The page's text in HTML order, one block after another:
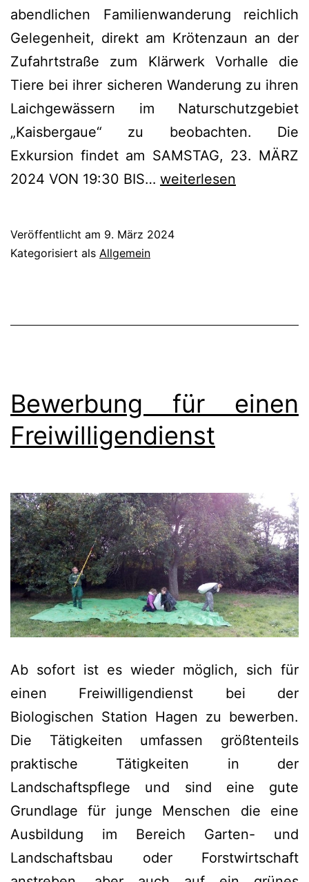
abendlichen Familienwanderung reichlich
Gelegenheit, direkt am Krötenzaun an der
Zufahrtstraße zum Klärwerk Vorhalle die
Tiere bei ihrer sicheren Wanderung zu ihren
Laichgewässern im Naturschutzgebiet
„Kaisbergaue“ zu beobachten. Die
Exkursion findet am SAMSTAG, 23. MÄRZ
2024 VON 19:30 BIS… Amphibienwanderung
weiterlesen
Veröffentlicht am 9. März 2024
Kategorisiert als Allgemein
Bewerbung für einen
Freiwilligendienst
Ab sofort ist es wieder möglich, sich für
einen Freiwilligendienst bei der
Biologischen Station Hagen zu bewerben.
Die Tätigkeiten umfassen größtenteils
praktische Tätigkeiten in der
Landschaftspflege und sind eine gute
Grundlage für junge Menschen die eine
Ausbildung im Bereich Garten- und
Landschaftsbau oder Forstwirtschaft